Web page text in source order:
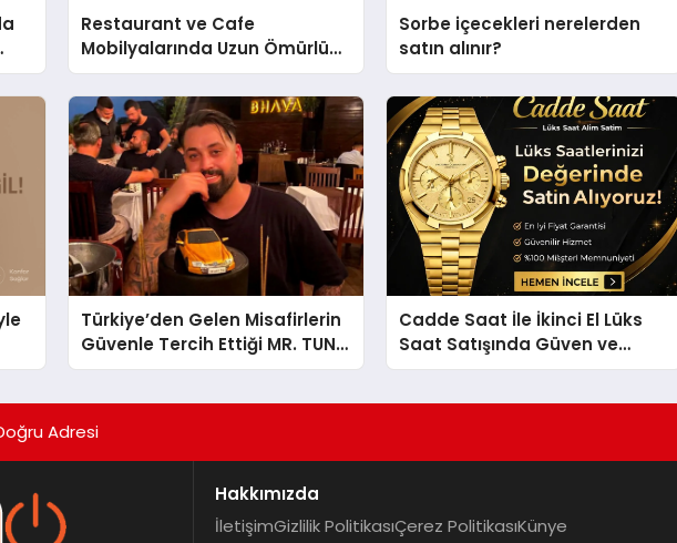
Restaurant ve Cafe
Mobilyalarında Uzun Ömürlü
Sandalye Nasıl Seçilir?
Sorbe içecekleri nerelerden
satın alınır?
Türkiye’den Gelen Misafirlerin
Güvenle Tercih Ettiği MR. TUNA
Restaurant Uluslararası
Cadde Saat İle İkinci El Lüks
Saat Satışında Güven ve
Doğru Değerleme
Adresi
Hakkımızda
İletişimGizlilik PolitikasıÇerez PolitikasıKünye